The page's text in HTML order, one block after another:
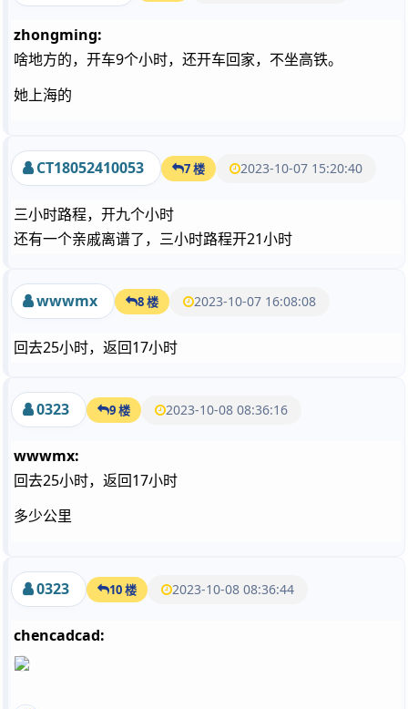
zhongming:
啥地方的，开车9个小时，还开车回家，不坐高铁。
她上海的
CT18052410053 7 楼 2023-10-07 15:20:40
三小时路程，开九个小时
还有一个亲戚离谱了，三小时路程开21小时
wwwmx 8 楼 2023-10-07 16:08:08
回去25小时，返回17小时
0323 9 楼 2023-10-08 08:36:16
wwwmx:
回去25小时，返回17小时
多少公里
0323 10 楼 2023-10-08 08:36:44
chencadcad: